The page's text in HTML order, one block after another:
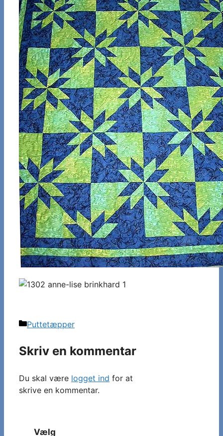
Kategorier
Puttetæpper
Skriv en kommentar
Du skal være logget ind for at
skrive en kommentar.
Vælg